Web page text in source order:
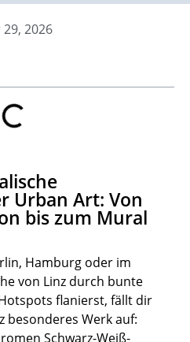
29, 2026
Urban Art: Von
bis zum Mural
Hamburg oder im
von Linz durch bunte
flanierst, fällt dir
besonderes Werk auf:
Schwarz-Weiß-